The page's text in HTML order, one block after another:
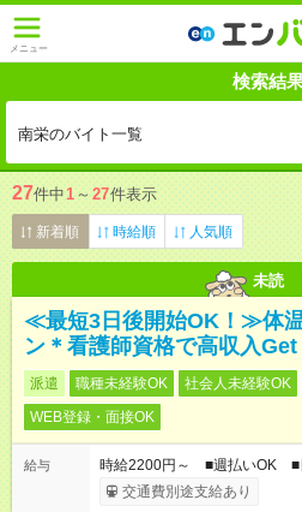
メニュー
検索結
南栄のバイト一覧
27件中1 ～ 27件表示
新着順 時給順 人気順
未読
≪最短3日後開始OK！≫体
ン＊看護師資格で高収入Get
派遣 職種未経験OK 社会人未経験OK
WEB登録・面接OK
給与
時給2200円～ ■週払いOK ■
交通費別途支給あり